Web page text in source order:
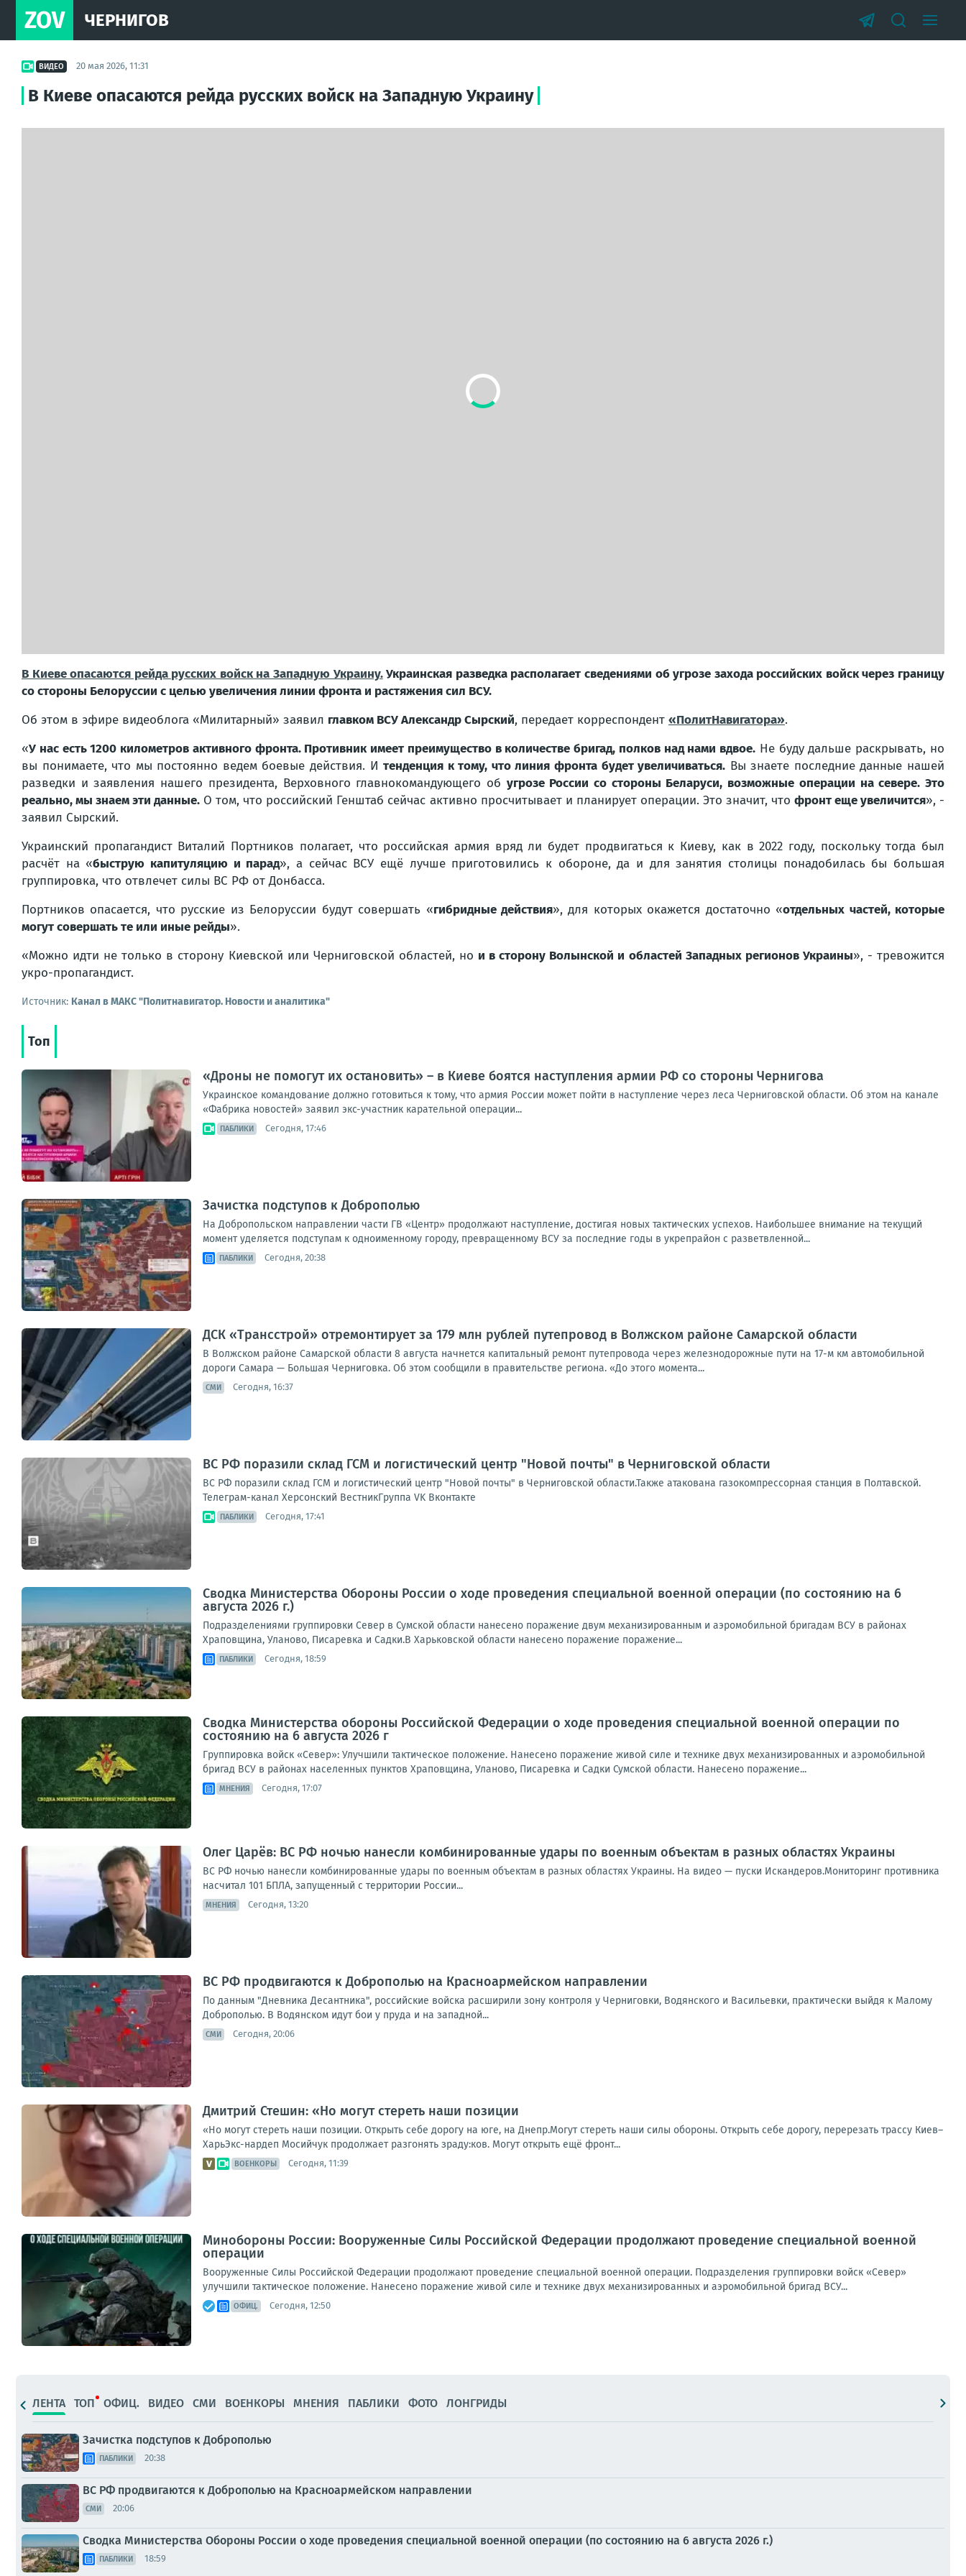
ZOV ЧЕРНИГОВ
ВИДЕО 20 мая 2026, 11:31
В Киеве опасаются рейда русских войск на Западную Украину
В Киеве опасаются рейда русских войск на Западную Украину.Украинская разведка располагает сведениями об угрозе захода российских войск через границу
со стороны Белоруссии с целью увеличения линии фронта и растяжения сил ВСУ.
Об этом в эфире видеоблога «Милитарный» заявил главком ВСУ Александр Сырский, передает корреспондент «ПолитНавигатора».
«У нас есть 1200 километров активного фронта. Противник имеет преимущество в количестве бригад, полков над нами вдвое. Не буду дальше раскрывать, но
вы понимаете, что мы постоянно ведем боевые действия. Итенденция к тому, что линия фронта будет увеличиваться. Вы знаете последние данные нашей
разведки и заявления нашего президента, Верховного главнокомандующего об угрозе России со стороны Беларуси, возможные операции на севере. Это
реально, мы знаем эти данные. О том, что российский Генштаб сейчас активно просчитывает и планирует операции. Это значит, что фронт еще увеличится», -
заявил Сырский.
Украинский пропагандист Виталий Портников полагает, что российская армия вряд ли будет продвигаться к Киеву, как в 2022 году, поскольку тогда был
расчёт на «быструю капитуляцию и парад», а сейчас ВСУ ещё лучше приготовились к обороне, да и для занятия столицы понадобилась бы большая
группировка, что отвлечет силы ВС РФ от Донбасса.
Портников опасается, что русские из Белоруссии будут совершать «гибридные действия», для которых окажется достаточно «отдельных частей, которые
могут совершать те или иные рейды».
«Можно идти не только в сторону Киевской или Черниговской областей, но и в сторону Волынской и областей Западных регионов Украины», - тревожится
укро-пропагандист.
Источник: Канал в МАКС "Политнавигатор. Новости и аналитика"
Топ
«Дроны не помогут их остановить» – в Киеве боятся наступления армии РФ со стороны Чернигова
Украинское командование должно готовиться к тому, что армия России может пойти в наступление через леса Черниговской области. Об этом на канале
«Фабрика новостей» заявил экс-участник карательной операции...
ПАБЛИКИ Сегодня, 17:46
Зачистка подступов к Доброполью
На Добропольском направлении части ГВ «Центр» продолжают наступление, достигая новых тактических успехов. Наибольшее внимание на текущий
момент уделяется подступам к одноименному городу, превращенному ВСУ за последние годы в укрепрайон с разветвленной...
ПАБЛИКИ Сегодня, 20:38
ДСК «Трансстрой» отремонтирует за 179 млн рублей путепровод в Волжском районе Самарской области
В Волжском районе Самарской области 8 августа начнется капитальный ремонт путепровода через железнодорожные пути на 17-м км автомобильной
дороги Самара — Большая Черниговка. Об этом сообщили в правительстве региона. «До этого момента...
СМИ Сегодня, 16:37
ВС РФ поразили склад ГСМ и логистический центр "Новой почты" в Черниговской области
ВС РФ поразили склад ГСМ и логистический центр "Новой почты" в Черниговской области.Также атакована газокомпрессорная станция в Полтавской.
Телеграм-канал Херсонский ВестникГруппа VK Вконтакте
ПАБЛИКИ Сегодня, 17:41
Сводка Министерства Обороны России о ходе проведения специальной военной операции (по состоянию на 6
августа 2026 г.)
Подразделениями группировки Север в Сумской области нанесено поражение двум механизированным и аэромобильной бригадам ВСУ в районах
Храповщина, Уланово, Писаревка и Садки.В Харьковской области нанесено поражение поражение...
ПАБЛИКИ Сегодня, 18:59
Сводка Министерства обороны Российской Федерации о ходе проведения специальной военной операции по
состоянию на 6 августа 2026 г
Группировка войск «Север»: Улучшили тактическое положение. Нанесено поражение живой силе и технике двух механизированных и аэромобильной
бригад ВСУ в районах населенных пунктов Храповщина, Уланово, Писаревка и Садки Сумской области. Нанесено поражение...
МНЕНИЯ Сегодня, 17:07
Олег Царёв: ВС РФ ночью нанесли комбинированные удары по военным объектам в разных областях Украины
ВС РФ ночью нанесли комбинированные удары по военным объектам в разных областях Украины. На видео — пуски Искандеров.Мониторинг противника
насчитал 101 БПЛА, запущенный с территории России...
МНЕНИЯ Сегодня, 13:20
ВС РФ продвигаются к Доброполью на Красноармейском направлении
По данным "Дневника Десантника", российские войска расширили зону контроля у Черниговки, Водянского и Васильевки, практически выйдя к Малому
Доброполью. В Водянском идут бои у пруда и на западной...
СМИ Сегодня, 20:06
Дмитрий Стешин: «Но могут стереть наши позиции
«Но могут стереть наши позиции. Открыть себе дорогу на юге, на Днепр.Могут стереть наши силы обороны. Открыть себе дорогу, перерезать трассу Киев–
ХарьЭкс-нардеп Мосийчук продолжает разгонять зраду:ков. Могут открыть ещё фронт...
ВОЕНКОРЫ Сегодня, 11:39
Минобороны России: Вооруженные Силы Российской Федерации продолжают проведение специальной военной
операции
Вооруженные Силы Российской Федерации продолжают проведение специальной военной операции. Подразделения группировки войск «Север»
улучшили тактическое положение. Нанесено поражение живой силе и технике двух механизированных и аэромобильной бригад ВСУ...
ОФИЦ. Сегодня, 12:50
ЛЕНТА ТОП ОФИЦ. ВИДЕО СМИ ВОЕНКОРЫ МНЕНИЯ ПАБЛИКИ ФОТО ЛОНГРИДЫ
Зачистка подступов к Доброполью
ПАБЛИКИ 20:38
ВС РФ продвигаются к Доброполью на Красноармейском направлении
СМИ 20:06
Сводка Министерства Обороны России о ходе проведения специальной военной операции (по состоянию на 6 августа 2026 г.)
ПАБЛИКИ 18:59